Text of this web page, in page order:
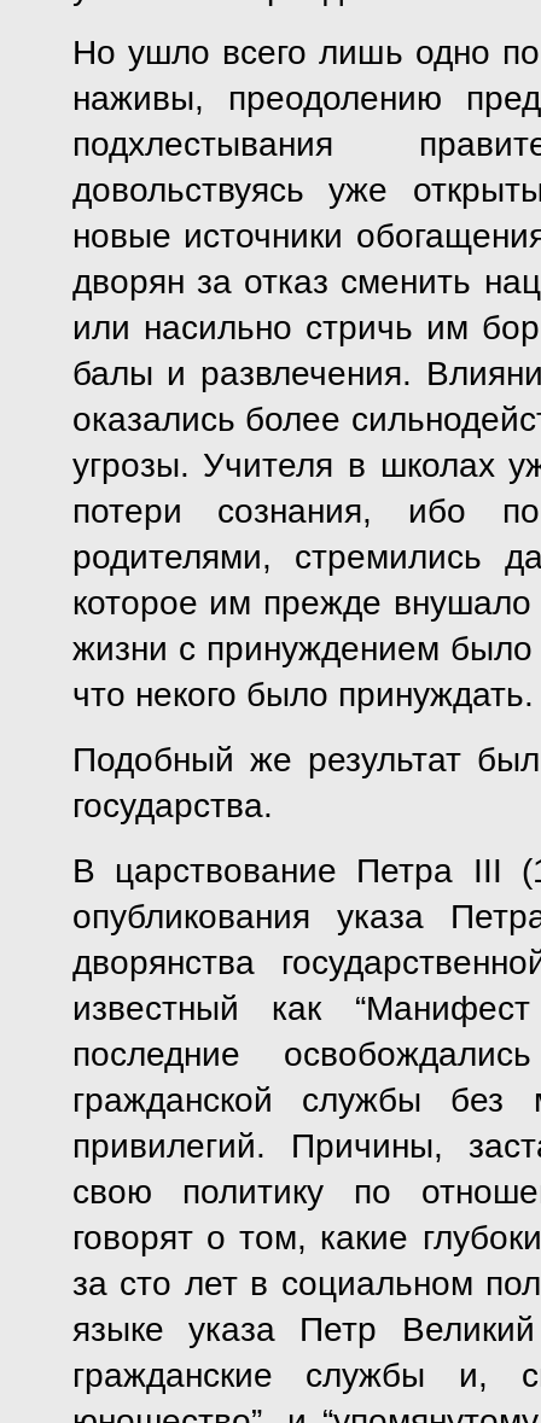
Но ушло всего лишь одно
наживы, преодолению
подхлестывания
довольствуясь уже
новые источники
дворян за отказ сменить
или насильно стричь им
балы и развлечения.
оказались более
угрозы. Учителя в школах
потери сознания, ибо
родителями, стремились
которое им прежде
жизни с принуждением было
что некого было принуждать.
Подобный же результат
государства.
В царствование Петра III
опубликования указа
дворянства
известный как
последние
гражданской службы
привилегий. Причины,
свою политику по
говорят о том, какие
за сто лет в социальном
языке указа Петр
гражданские службы и,